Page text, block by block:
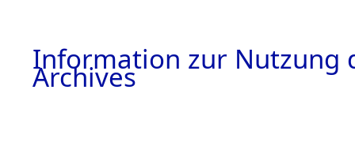
Information zur Nutzung
Archives